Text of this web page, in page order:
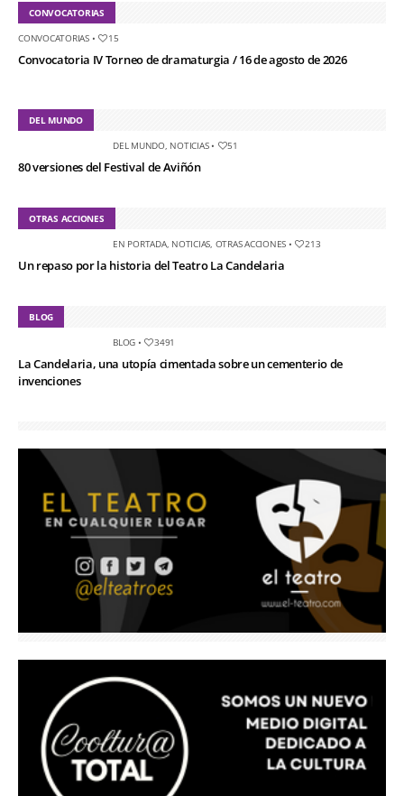
CONVOCATORIAS
CONVOCATORIAS• 15
Convocatoria IV Torneo de dramaturgia / 16 de agosto de 2026
DEL MUNDO
DEL MUNDO, NOTICIAS• 51
80 versiones del Festival de Aviñón
OTRAS ACCIONES
EN PORTADA, NOTICIAS OTRAS ACCIONES • 213
Un repaso por la historia del Teatro La Candelaria
BLOG
BLOG • 3491
La Candelaria, una utopía cimentada sobre un cementerio de
invenciones